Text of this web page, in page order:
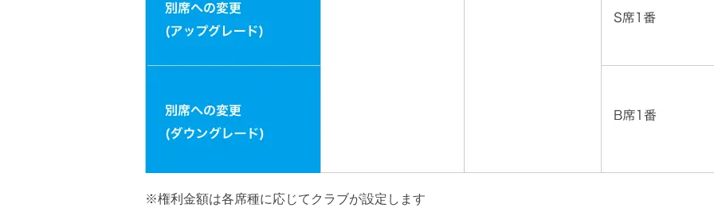
※権利金額は各席種に応じてクラブが設定します